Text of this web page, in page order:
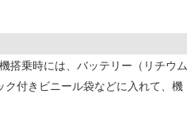
搭乗時には、バッテリー（リチウム
付きビニール袋などに入れて、機